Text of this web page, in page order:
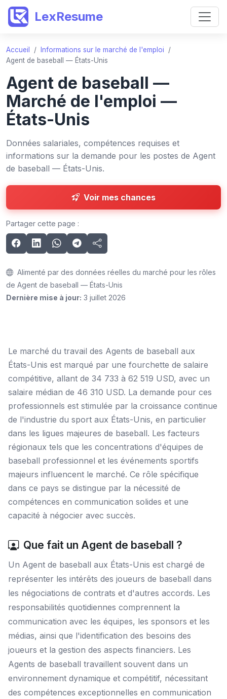
LexResume
Accueil / Informations sur le marché de l'emploi
/
Agent de baseball — États-Unis
Agent de baseball —
Marché de l'emploi —
États-Unis
Données salariales, compétences requises et
informations sur la demande pour les postes de Agent
de baseball — États-Unis.
Voir mes chances
Partager cette page :
Alimenté par des données réelles du marché pour les rôles
de Agent de baseball — États-Unis
Dernière mise à jour: 3 juillet 2026
Le marché du travail des Agents de baseball aux
États-Unis est marqué par une fourchette de salaire
compétitive, allant de 34 733 à 62 519 USD, avec un
salaire médian de 46 310 USD. La demande pour ces
professionnels est stimulée par la croissance continue
de l'industrie du sport aux États-Unis, en particulier
dans les ligues majeures de baseball. Les facteurs
régionaux tels que les concentrations d'équipes de
baseball professionnel et les événements sportifs
majeurs influencent le marché. Ce rôle spécifique
dans ce pays se distingue par la nécessité de
compétences en communication solides et une
capacité à négocier avec succès.
Que fait un Agent de baseball ?
Un Agent de baseball aux États-Unis est chargé de
représenter les intérêts des joueurs de baseball dans
les négociations de contrats et d'autres accords. Les
responsabilités quotidiennes comprennent la
communication avec les équipes, les sponsors et les
médias, ainsi que l'identification des besoins des
joueurs et la gestion des aspects financiers. Les
Agents de baseball travaillent souvent dans un
environnement dynamique et compétitif, nécessitant
des compétences exceptionnelles en communication